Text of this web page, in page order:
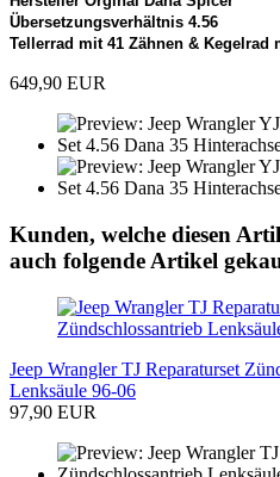
Übersetzungsverhältnis 4.56
Tellerrad mit 41 Zähnen & Kegelrad
649,90 EUR
Kunden, welche diesen
auch folgende Artikel
Jeep Wrangler TJ Reparaturset
Lenksäule 96-06
97,90 EUR